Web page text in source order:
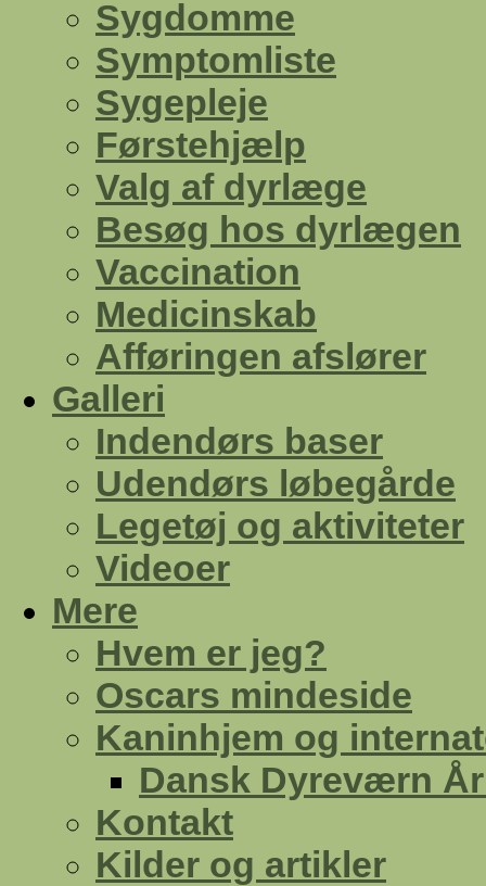
Sygdomme
Symptomliste
Sygepleje
Førstehjælp
Valg af dyrlæge
Besøg hos dyrlægen
Vaccination
Medicinskab
Afføringen afslører
Galleri
Indendørs baser
Udendørs løbegårde
Legetøj og aktiviteter
Videoer
Mere
Hvem er jeg?
Oscars mindeside
Kaninhjem og
Dansk Dyreværn
Kontakt
Kilder og artikler